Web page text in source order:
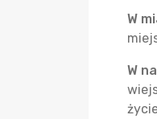
W
W